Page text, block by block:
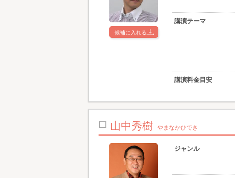
候補に入れる
講演テーマ
講演料金目安
山中秀樹 やまなかひでき
ジャンル